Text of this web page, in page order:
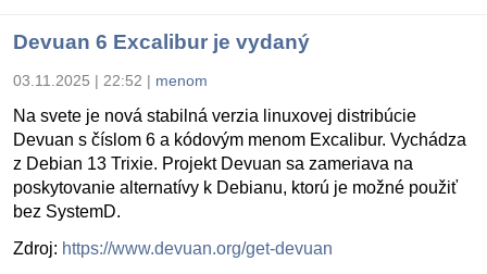
Devuan 6 Excalibur je vydaný
03.11.2025 | 22:52 | menom
Na svete je nová stabilná verzia linuxovej distribúcie
Devuan s číslom 6 a kódovým menom Excalibur. Vychádza
z Debian 13 Trixie. Projekt Devuan sa zameriava na
poskytovanie alternatívy k Debianu, ktorú je možné použiť
bez SystemD.
Zdroj: https://www.devuan.org/get-devuan